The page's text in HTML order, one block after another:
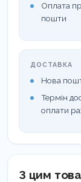
Оплата
пошти
ДОСТАВКА
Нова
Термін
оплати
З цим